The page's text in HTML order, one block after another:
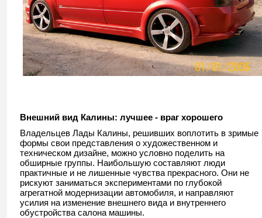
Внешний вид Калины: лучшее - враг хорошего
Владельцев Лады Калины, решивших воплотить в зримые
формы свои представления о художественном и
техническом дизайне, можно условно поделить на
обширные группы. Наибольшую составляют люди
практичные и не лишенные чувства прекрасного. Они не
рискуют заниматься экспериментами по глубокой
агрегатной модернизации автомобиля, и направляют
усилия на изменение внешнего вида и внутреннего
обустройства салона машины.